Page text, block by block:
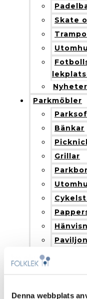
Denna webbplats
Skate
Nyheter
Parkmöbler
Bänkar
Grillar